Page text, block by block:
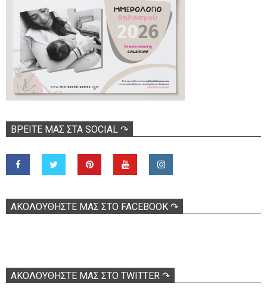
ΒΡΕΊΤΕ ΜΑΣ ΣΤΑ SOCIAL ↷
ΑΚΟΛOΥΘΉΣΤΕ ΜΑΣ ΣΤΟ FACEBOOK ↷
ΑΚΟΛΟΥΘΉΣΤΕ ΜΑΣ ΣΤΟ TWITTER ↷